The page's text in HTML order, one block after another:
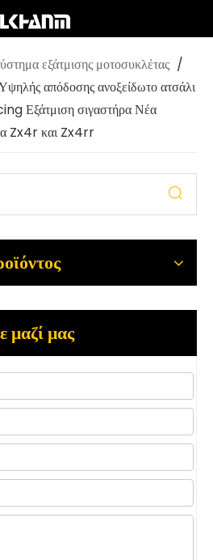
εξάτμισης μοτοσυκλέτας /
απόδοσης ανοξείδωτο ατσάλι
Εξάτμιση σιγαστήρα Νέα
Zx4r και Zx4rr
μαζί μας